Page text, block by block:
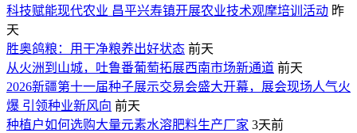
​科技赋能现代农业 昌平兴寿镇开展农业技术观摩培训活动 昨
天
胜奥鸽粮：用干净粮养出好状态 前天
从火洲到山城，吐鲁番葡萄拓展西南市场新通道 前天
2026新疆第十一届种子展示交易会盛大开幕，展会现场人气火
爆 引领种业新风向 前天
种植户如何选购大量元素水溶肥料生产厂家 3天前